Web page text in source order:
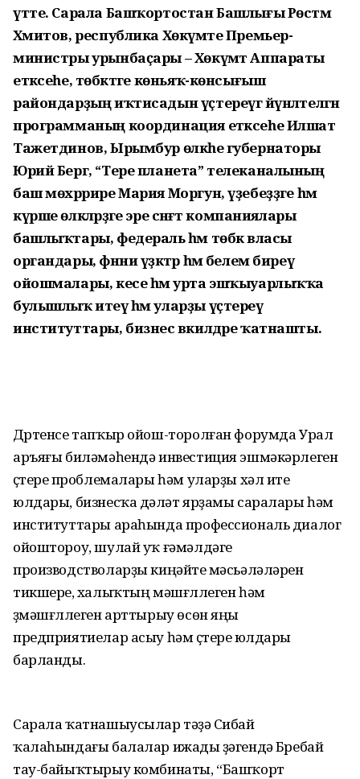
үтте. Сарала Башҡортостан Башлығы Рөстәм
Хәмитов, республика Хөкүмәте Премьер-
министры урынбаҫары – Хөкүмәт Аппараты
етәксеһе, төбәктәге көньяҡ-көнсығыш
райондарҙың иҡтисадын үҫтереүгә йүнәлтелгән
программаның координация етәксеһе Илшат
Тажетдинов, Ырымбур өлкәһе губернаторы
Юрий Берг, “Тере планета” телеканалының
баш мөхәррире Мария Моргун, үҙебеҙҙәге һәм
күрше өлкәләрҙәге эре сәнәғәт компаниялары
башлыҡтары, федераль һәм төбәк власы
органдары, фәнни үҙәктәр һәм белем биреү
ойошмалары, кесе һәм урта эшҡыуарлыҡҡа
булышлыҡ итеү һәм уларҙы үҫтереү
институттары, бизнес вәкилдәре ҡатнашты.
Дүртенсе тапҡыр ойош-торолған форумда Урал
аръяғы биләмәһендә инвестиция эшмәкәрлеген
үҫтереү проблемалары һәм уларҙы хәл итеү
юлдары, бизнесҡа дәүләт ярҙамы саралары һәм
институттары араһында профессиональ диалог
ойоштороу, шулай уҡ ғәмәлдәге
производстволарҙы киңәйтеү мәсьәләләрен
тикшереү, халыҡтың мәшғүллеген һәм
үҙмәшғүллеген арттырыу өсөн яңы
предприятиелар асыу һәм үҫтереү юлдары
барланды.
Сарала ҡатнашыусылар тәүҙә Сибай
ҡалаһындағы балалар ижады үҙәгендә Бүребай
тау-байыҡтырыу комбинаты, “Башҡорт